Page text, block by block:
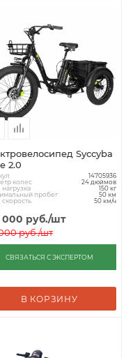
Syccyba
2.0
14705936
колес 24 дюймов
150 кг
пробег 50 км
скорость 50 км/ч
000 руб./шт
руб./шт
СВЯЗАТЬСЯ С ЭКСПЕРТОМ
В КОРЗИНУ